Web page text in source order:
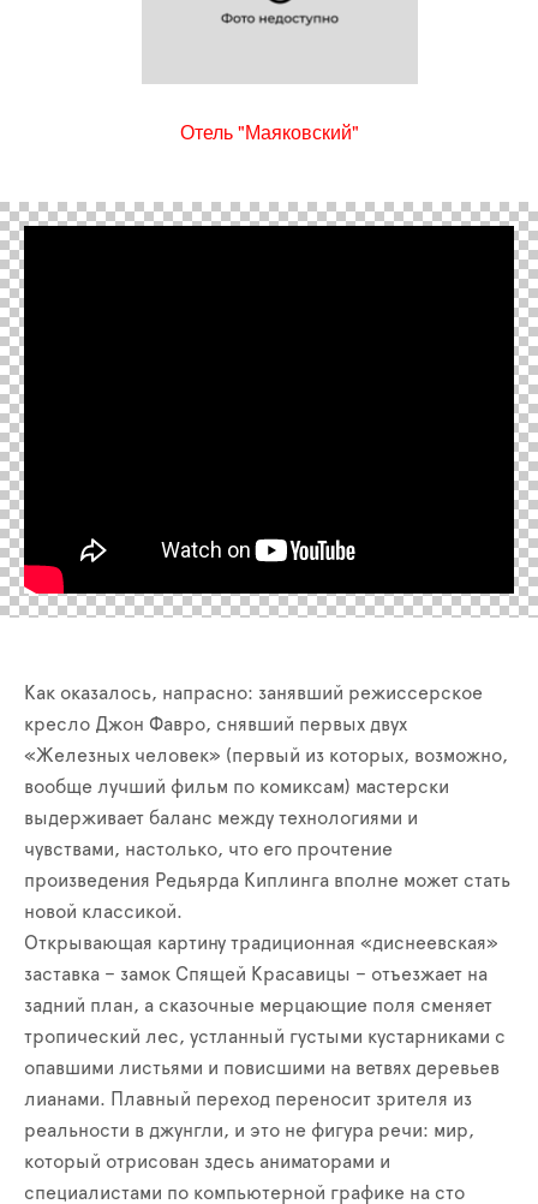
Отель "Маяковский"
Как оказалось, напрасно: занявший режиссерское
кресло Джон Фавро, снявший первых двух
«Железных человек» (первый из которых, возможно,
вообще лучший фильм по комиксам) мастерски
выдерживает баланс между технологиями и
чувствами, настолько, что его прочтение
произведения Редьярда Киплинга вполне может стать
новой классикой.
Открывающая картину традиционная «диснеевская»
заставка – замок Спящей Красавицы – отъезжает на
задний план, а сказочные мерцающие поля сменяет
тропический лес, устланный густыми кустарниками с
опавшими листьями и повисшими на ветвях деревьев
лианами. Плавный переход переносит зрителя из
реальности в джунгли, и это не фигура речи: мир,
который отрисован здесь аниматорами и
специалистами по компьютерной графике на сто